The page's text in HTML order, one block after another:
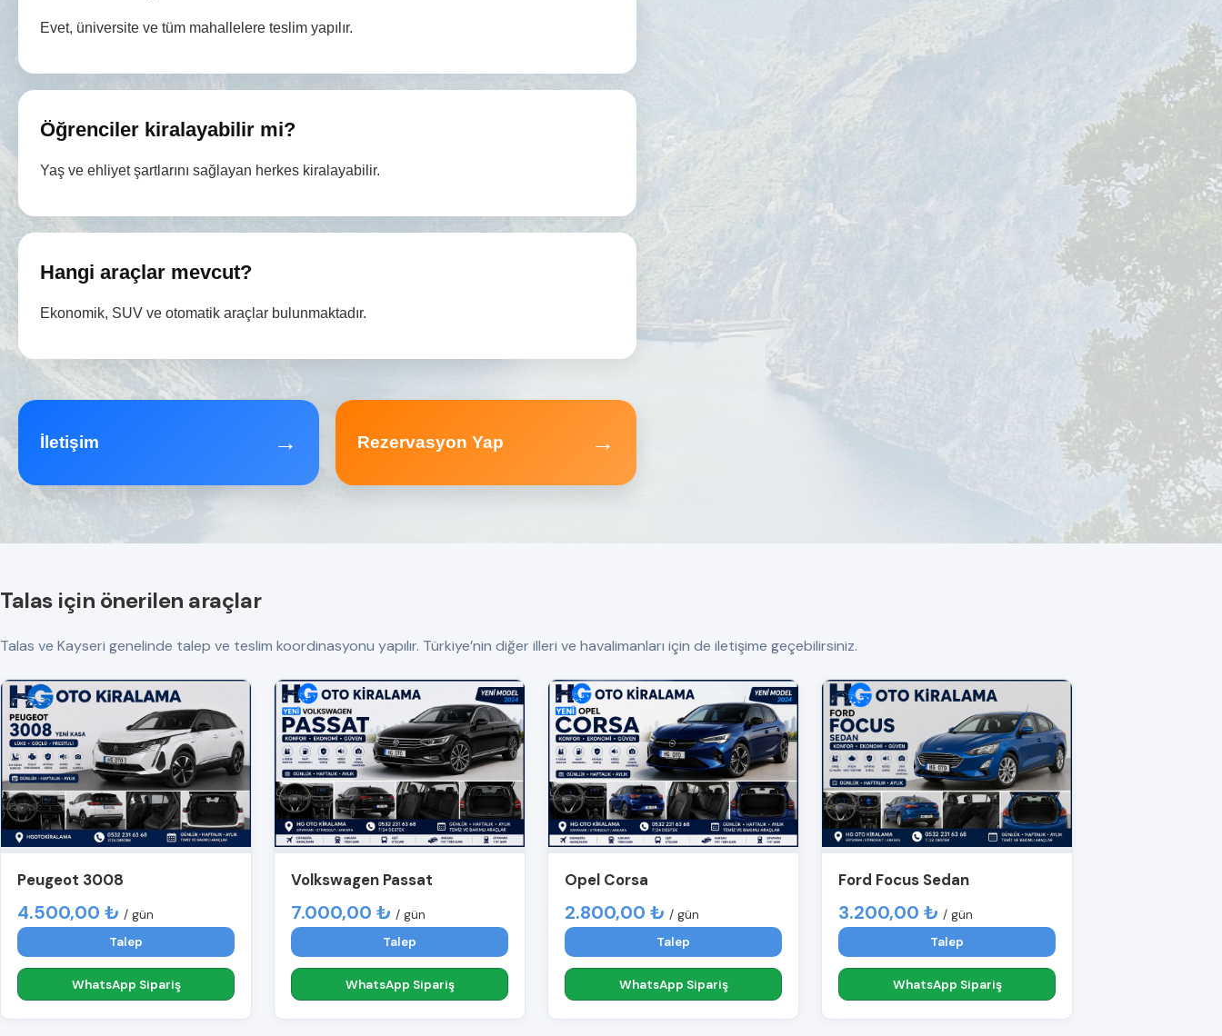
Evet, üniversite ve tüm mahallelere teslim yapılır.
Öğrenciler kiralayabilir mi?
Yaş ve ehliyet şartlarını sağlayan herkes kiralayabilir.
Hangi araçlar mevcut?
Ekonomik, SUV ve otomatik araçlar bulunmaktadır.
İletişim → Rezervasyon Yap →
Talas için önerilen araçlar
Talas ve Kayseri genelinde talep ve teslim koordinasyonu yapılır. Türkiye’nin diğer illeri ve havalimanları için de iletişime geçebilirsiniz.
Peugeot 3008
4.500,00 ₺ / gün
Talep
WhatsApp Sipariş
Volkswagen Passat
7.000,00 ₺ / gün
Talep
WhatsApp Sipariş
Opel Corsa
2.800,00 ₺ / gün
Talep
WhatsApp Sipariş
Ford Focus Sedan
3.200,00 ₺ / gün
Talep
WhatsApp Sipariş